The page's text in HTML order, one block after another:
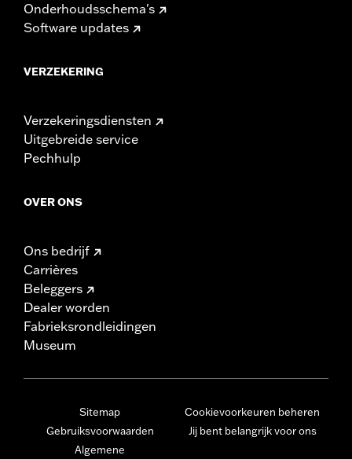
Onderhoudsschema's
Software updates
VERZEKERING
Verzekeringsdiensten
Uitgebreide service
Pechhulp
OVER ONS
Ons bedrijf
Carrières
Beleggers
Dealer worden
Fabrieksrondleidingen
Museum
Sitemap
Gebruiksvoorwaarden
Algemene
Cookievoorkeuren beheren
Jij bent belangrijk voor ons